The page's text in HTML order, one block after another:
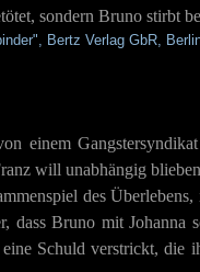
sondern Bruno stirbt
Bertz Verlag GbR,
einem
will unabhängig
des
Bruno mit Johanna
Schuld verstrickt, die